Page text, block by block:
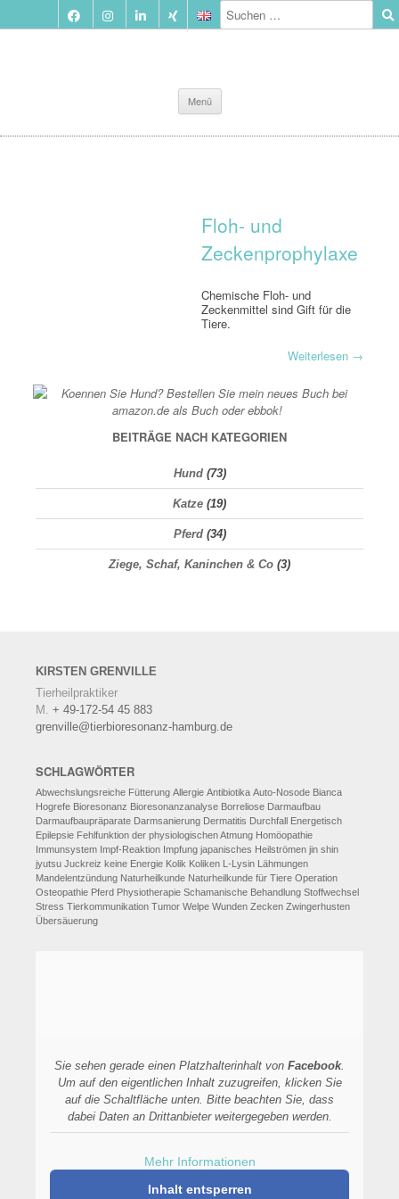
Menü
Inhalt
springen
Floh- und
Zeckenprophylaxe
Chemische Floh- und
Zeckenmittel sind Gift für die
Tiere.
Weiterlesen →
BEITRÄGE NACH KATEGORIEN
Hund(73)
Katze (19)
Pferd(34)
Ziege, Schaf, Kaninchen & Co (3)
KIRSTEN GRENVILLE
Tierheilpraktiker
M. + 49-172-54 45 883
grenville@tierbioresonanz-hamburg.de
SCHLAGWÖRTER
Abwechslungsreiche Fütterung Allergie Antibiotika Auto-Nosode Bianca
Hogrefe Bioresonanz Bioresonanzanalyse Borreliose Darmaufbau
Darmaufbaupräparate Darmsanierung Dermatitis Durchfall Energetisch
Epilepsie Fehlfunktion der physiologischen Atmung Homöopathie
Immunsystem Impf-Reaktion Impfung japanisches Heilströmen jin shin
jyutsu Juckreiz keine Energie Kolik Koliken L-Lysin Lähmungen
Mandelentzündung Naturheilkunde Naturheilkunde für Tiere Operation
Osteopathie Pferd Physiotherapie Schamanische Behandlung Stoffwechsel
Stress Tierkommunikation Tumor Welpe Wunden Zecken Zwingerhusten
Übersäuerung
Sie sehen gerade einen Platzhalterinhalt von Facebook.
Um auf den eigentlichen Inhalt zuzugreifen, klicken Sie
auf die Schaltfläche unten. Bitte beachten Sie, dass
dabei Daten an Drittanbieter weitergegeben werden.
Mehr Informationen
Inhalt entsperren